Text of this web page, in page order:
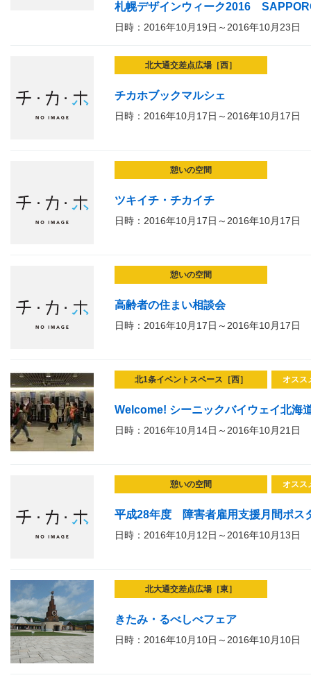
札幌デザインウィーク2016
日時：2016年10月19日～2016年10月23日
北大通交差点広場［西］
チカホブックマルシェ
日時：2016年10月17日～2016年10月17日
憩いの空間
ツキイチ・チカイチ
日時：2016年10月17日～2016年10月17日
憩いの空間
高齢者の住まい相談会
日時：2016年10月17日～2016年10月17日
北1条イベントスペース［西］ オスス
Welcome! シーニックバイウェイ北海
日時：2016年10月14日～2016年10月21日
憩いの空間 オスス
平成28年度 障害者雇用支援月間ポス
日時：2016年10月12日～2016年10月13日
北大通交差点広場［東］
きたみ・るべしべフェア
日時：2016年10月10日～2016年10月10日